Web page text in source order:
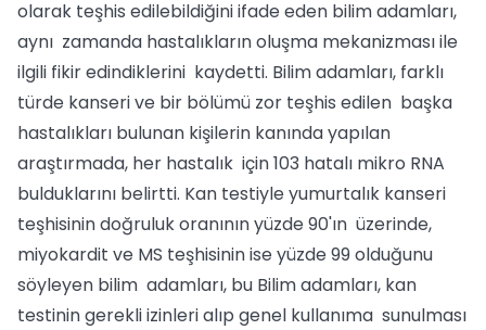
olarak teşhis edilebildiğini ifade eden bilim adamları,
aynı zamanda hastalıkların oluşma mekanizması ile
ilgili fikir edindiklerini kaydetti. Bilim adamları, farklı
türde kanseri ve bir bölümü zor teşhis edilen başka
hastalıkları bulunan kişilerin kanında yapılan
araştırmada, her hastalık için 103 hatalı mikro RNA
bulduklarını belirtti. Kan testiyle yumurtalık kanseri
teşhisinin doğruluk oranının yüzde 90'ın üzerinde,
miyokardit ve MS teşhisinin ise yüzde 99 olduğunu
söyleyen bilim adamları, bu Bilim adamları, kan
testinin gerekli izinleri alıp genel kullanıma sunulması